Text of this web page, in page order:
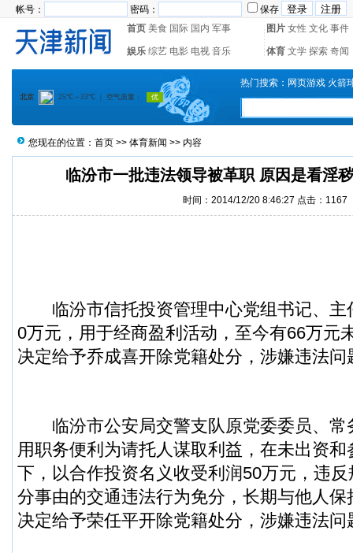
帐号： 密码：
保存
首页 美食 国际 国内 军事 图片 女性 文化 事件
娱乐 综艺 电影 电视 音乐 体育 文学 探索 奇闻
热门搜索： 网页游戏 火箭
您现在的位置： 首页 >> 体育新闻 >> 内容
临汾市一批违法领导被革职 原因是看淫
时间：2014/12/20 8:46:27 点击：1167
临汾市信托投资管理中心党组书记、主
0万元，用于经商盈利活动，至今有66万元
决定给予乔成喜开除党籍处分，涉嫌违法
临汾市公安局交警支队原党委委员、常
用职务便利为请托人谋取利益，在未出资
下，以合作投资名义收受利润50万元，违
分事由的交通违法行为免分，长期与他人
决定给予荣任平开除党籍处分，涉嫌违法